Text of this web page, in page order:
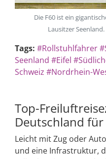
Die F60 ist ein
Lausitzer
Tags: #Rollstuhlfahrer
Seenland #Eifel
Schweiz #Nordrhein-
Top-
Deutschland
Leicht mit Zug oder
und eine Infrastruktur,